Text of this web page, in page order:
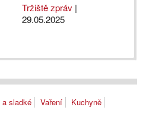
Tržiště zpráv |
29.05.2025
a sladké Vaření
Kuchyně